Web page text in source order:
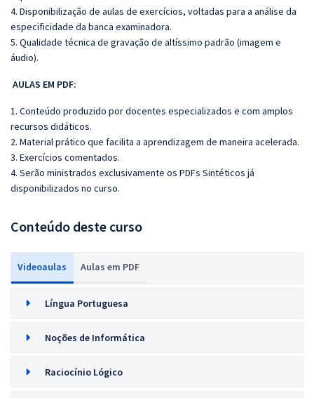
4. Disponibilização de aulas de exercícios, voltadas para a análise da
especificidade da banca examinadora.
5. Qualidade técnica de gravação de altíssimo padrão (imagem e
áudio).
AULAS EM PDF:
1. Conteúdo produzido por docentes especializados e com amplos
recursos didáticos.
2. Material prático que facilita a aprendizagem de maneira acelerada.
3. Exercícios comentados.
4. Serão ministrados exclusivamente os PDFs Sintéticos já
disponibilizados no curso.
Conteúdo deste curso
Videoaulas Aulas em PDF
Língua Portuguesa
Noções de Informática
Raciocínio Lógico